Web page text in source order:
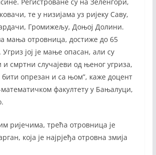
те у низијама уз ријеку Саву,
Громижељу, Доњој Долини.
мања отровница, достиже до 65
јој је мање опасан, али су
и смртни случајеви од њеног угриза,
бити опрезан и са њом”, каже доцент
факултету у Бањалуци,
ријечима, трећа отровница је
која је најрјеђа отровна змија